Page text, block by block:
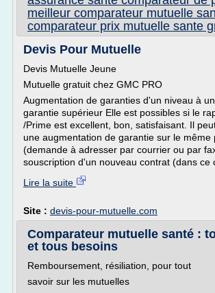
meilleur comparateur mutuelle
comparateur prix mutuelle sante
Devis Pour Mutuelle
Devis Mutuelle Jeune
Mutuelle gratuit chez GMC PRO
Augmentation de garanties d'un niveau à
garantie supérieur Elle est possibles si le
/Prime est excellent, bon, satisfaisant. Il
une augmentation de garantie sur le même
(demande à adresser par courrier ou par
souscription d'un nouveau contrat (dans ce
Lire la suite
Site : devis-pour-mutuelle.com
Comparateur mutuelle santé :
et tous besoins
Remboursement, résiliation, pour tout
savoir sur les mutuelles